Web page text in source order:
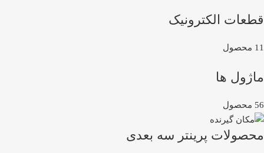
قطعات الکترونیک
11 محصول
ماژول ها
56 محصول
محصولات پرینتر سه بعدی